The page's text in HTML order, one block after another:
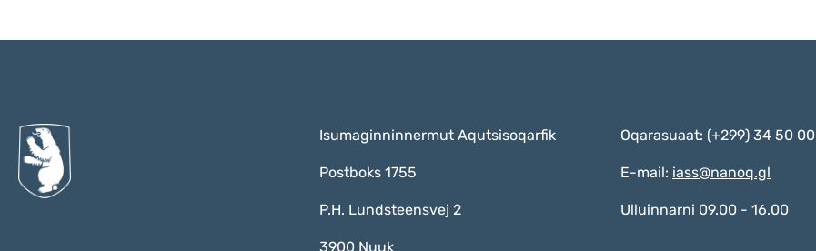
Isumaginninnermut Aqutsisoqarfik
Postboks 1755
P.H. Lundsteensvej 2
3900 Nuuk
Oqarasuaat: (+299) 34 50 00
E-mail: iass@nanoq.gl
Ulluinnarni 09.00 - 16.00